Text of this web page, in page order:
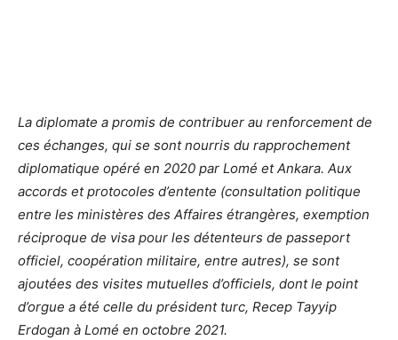
La diplomate a promis de contribuer au renforcement de
ces échanges, qui se sont nourris du rapprochement
diplomatique opéré en 2020 par Lomé et Ankara. Aux
accords et protocoles d’entente (consultation politique
entre les ministères des Affaires étrangères, exemption
réciproque de visa pour les détenteurs de passeport
officiel, coopération militaire, entre autres), se sont
ajoutées des visites mutuelles d’officiels, dont le point
d’orgue a été celle du président turc, Recep Tayyip
Erdogan à Lomé en octobre 2021.